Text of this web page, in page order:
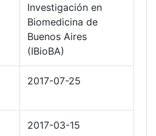
Investigación en
Biomedicina de
Buenos Aires
(IBioBA)
2017-07-25
2017-03-15